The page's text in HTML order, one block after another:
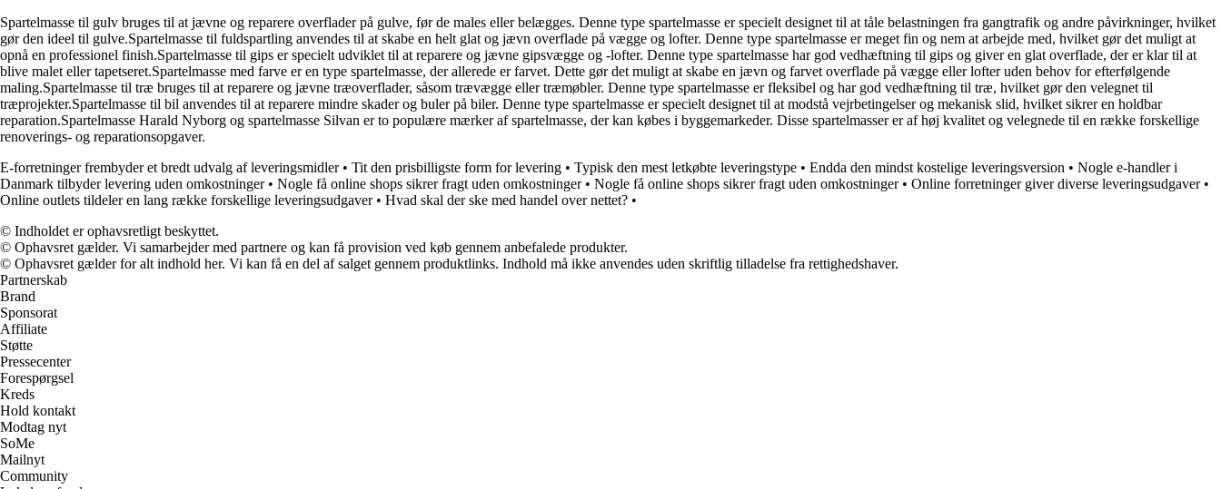
Spartelmasse til gulv bruges til at jævne og reparere overflader på gulve, før de males eller belægges. Denne type spartelmasse er specielt designet til at tåle belastningen fra gangtrafik og andre påvirkninger, hvilket
gør den ideel til gulve.Spartelmasse til fuldspartling anvendes til at skabe en helt glat og jævn overflade på vægge og lofter. Denne type spartelmasse er meget fin og nem at arbejde med, hvilket gør det muligt at
opnå en professionel finish.Spartelmasse til gips er specielt udviklet til at reparere og jævne gipsvægge og -lofter. Denne type spartelmasse har god vedhæftning til gips og giver en glat overflade, der er klar til at
blive malet eller tapetseret.Spartelmasse med farve er en type spartelmasse, der allerede er farvet. Dette gør det muligt at skabe en jævn og farvet overflade på vægge eller lofter uden behov for efterfølgende
maling.Spartelmasse til træ bruges til at reparere og jævne træoverflader, såsom trævægge eller træmøbler. Denne type spartelmasse er fleksibel og har god vedhæftning til træ, hvilket gør den velegnet til
træprojekter.Spartelmasse til bil anvendes til at reparere mindre skader og buler på biler. Denne type spartelmasse er specielt designet til at modstå vejrbetingelser og mekanisk slid, hvilket sikrer en holdbar
reparation.Spartelmasse Harald Nyborg og spartelmasse Silvan er to populære mærker af spartelmasse, der kan købes i byggemarkeder. Disse spartelmasser er af høj kvalitet og velegnede til en række forskellige
renoverings- og reparationsopgaver.
E-forretninger frembyder et bredt udvalg af leveringsmidler• Tit den prisbilligste form for levering • Typisk den mest letkøbte leveringstype • Endda den mindst kostelige leveringsversion • Nogle e-handler i
Danmark tilbyder levering uden omkostninger• Nogle få online shops sikrer fragt uden omkostninger• Nogle få online shops sikrer fragt uden omkostninger• Online forretninger giver diverse leveringsudgaver•
Online outlets tildeler en lang række forskellige leveringsudgaver• Hvad skal der ske med handel over nettet? •
© Indholdet er ophavsretligt beskyttet.
© Ophavsret gælder. Vi samarbejder med partnere og kan få provision ved køb gennem anbefalede produkter.
© Ophavsret gælder for alt indhold her. Vi kan få en del af salget gennem produktlinks. Indhold må ikke anvendes uden skriftlig tilladelse fra rettighedshaver.
Partnerskab
Brand
Sponsorat
Affiliate
Støtte
Pressecenter
Forespørgsel
Kreds
Hold kontakt
Modtag nyt
SoMe
Mailnyt
Community